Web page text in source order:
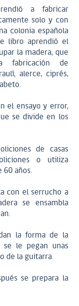
a fabricar
solo y con
colonia española
libro aprendió el
la madera, que
fabricación de
alerce, ciprés,
el ensayo y error,
se divide en los
de casas
o utiliza
60 años.
con el serrucho a
se ensambla
la forma de la
se le pegan unas
de la guitarra.
se prepara la